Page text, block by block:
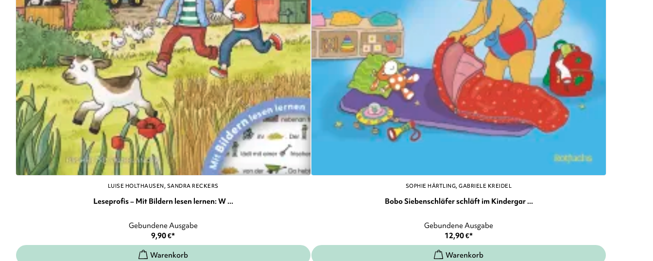
LUISE HOLTHAUSEN SANDRA RECKERS
Leseprofis – Mit Bildern lesen lernen: W ...
Gebundene Ausgabe
9,90€*
SOPHIE HÄRTLING GABRIELE KREIDEL
Bobo Siebenschläfer schläft im Kindergar ...
Gebundene Ausgabe
12,90€*